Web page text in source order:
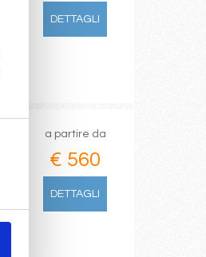
DETTAGLI
a partire da
€ 560
DETTAGLI